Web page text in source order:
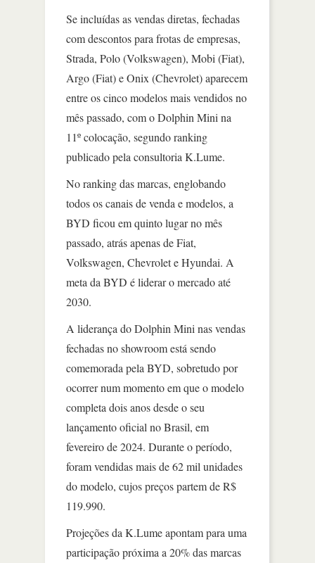
Se incluídas as vendas diretas, fechadas
com descontos para frotas de empresas,
Strada, Polo (Volkswagen), Mobi (Fiat),
Argo (Fiat) e Onix (Chevrolet) aparecem
entre os cinco modelos mais vendidos no
mês passado, com o Dolphin Mini na
11º colocação, segundo ranking
publicado pela consultoria K.Lume.
No ranking das marcas, englobando
todos os canais de venda e modelos, a
BYD ficou em quinto lugar no mês
passado, atrás apenas de Fiat,
Volkswagen, Chevrolet e Hyundai. A
meta da BYD é liderar o mercado até
2030.
A liderança do Dolphin Mini nas vendas
fechadas no showroom está sendo
comemorada pela BYD, sobretudo por
ocorrer num momento em que o modelo
completa dois anos desde o seu
lançamento oficial no Brasil, em
fevereiro de 2024. Durante o período,
foram vendidas mais de 62 mil unidades
do modelo, cujos preços partem de R$
119.990.
Projeções da K.Lume apontam para uma
participação próxima a 20% das marcas